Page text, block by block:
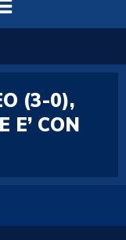
(3-0),
E’ CON